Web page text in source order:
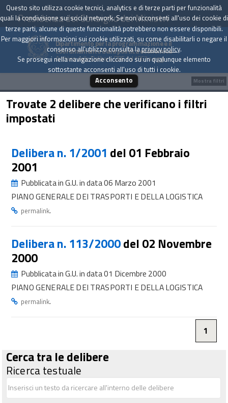
Presidenza del Consiglio dei Ministri
Dipartimento per la programmazione e il
coordinamento della politica economica
Archivio delle Delibere CIPE dal 1967 a oggi
Trovate 2 delibere che verificano i filtri
impostati
Delibera n. 1/2001 del 01 Febbraio
2001
Pubblicata in G.U. in data 06 Marzo 2001
PIANO GENERALE DEI TRASPORTI E DELLA LOGISTICA
permalink.
Delibera n. 113/2000del 02 Novembre
2000
Pubblicata in G.U. in data 01 Dicembre 2000
PIANO GENERALE DEI TRASPORTI E DELLA LOGISTICA
permalink.
1
Cerca tra le delibere
Ricerca testuale
Mostra filtri
Questo sito utilizza cookie tecnici, analytics e di terze parti per funzionalità
quali la condivisione sui social network. Se non acconsenti all'uso dei cookie di
terze parti, alcune di queste funzionalità potrebbero non essere disponibili.
Per maggiori informazioni sui cookie utilizzati, su come disabilitarli o negare il
consenso all'utilizzo consulta laprivacy policy.
Se prosegui nella navigazione cliccando su un qualunque elemento
sottostante acconsenti all'uso di tutti i cookie.
Acconsento